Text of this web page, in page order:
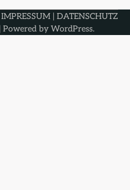
IMPRESSUM| DATENSCHUTZ
by WordPress.